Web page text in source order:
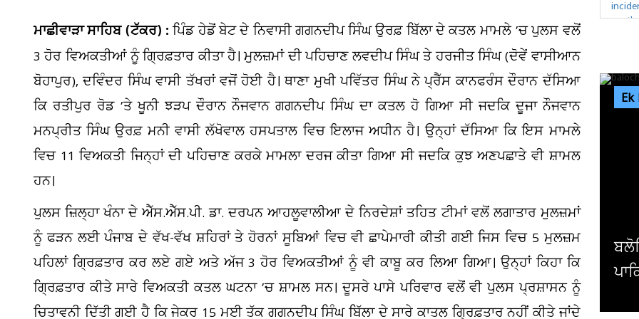
ਮਾਛੀਵਾੜਾ ਸਾਹਿਬ (ਟੱਕਰ) :ਪਿੰਡ ਹੇਡੋਂ ਬੇਟ ਦੇ ਨਿਵਾਸੀ ਗਗਨਦੀਪ ਸਿੰਘ ਉਰਫ਼ ਬਿੱਲਾ ਦੇ ਕਤਲ ਮਾਮਲੇ ’ਚ ਪੁਲਸ ਵਲੋਂ
3 ਹੋਰ ਵਿਅਕਤੀਆਂ ਨੂੰ ਗ੍ਰਿਫ਼ਤਾਰ ਕੀਤਾ ਹੈ। ਮੁਲਜ਼ਮਾਂ ਦੀ ਪਹਿਚਾਣ ਲਵਦੀਪ ਸਿੰਘ ਤੇ ਹਰਜੀਤ ਸਿੰਘ (ਦੋਵੇਂ ਵਾਸੀਆਨ
ਬੋਹਾਪੁਰ), ਦਵਿੰਦਰ ਸਿੰਘ ਵਾਸੀ ਤੱਖਰਾਂ ਵਜੋਂ ਹੋਈ ਹੈ। ਥਾਣਾ ਮੁਖੀ ਪਵਿੱਤਰ ਸਿੰਘ ਨੇ ਪ੍ਰੈੱਸ ਕਾਨਫਰੰਸ ਦੌਰਾਨ ਦੱਸਿਆ
ਕਿ ਰਤੀਪੁਰ ਰੋਡ ’ਤੇ ਖੂਨੀ ਝੜਪ ਦੌਰਾਨ ਨੌਜਵਾਨ ਗਗਨਦੀਪ ਸਿੰਘ ਦਾ ਕਤਲ ਹੋ ਗਿਆ ਸੀ ਜਦਕਿ ਦੂਜਾ ਨੌਜਵਾਨ
ਮਨਪ੍ਰੀਤ ਸਿੰਘ ਉਰਫ਼ ਮਨੀ ਵਾਸੀ ਲੱਖੋਵਾਲ ਹਸਪਤਾਲ ਵਿਚ ਇਲਾਜ ਅਧੀਨ ਹੈ। ਉਨ੍ਹਾਂ ਦੱਸਿਆ ਕਿ ਇਸ ਮਾਮਲੇ
ਵਿਚ 11 ਵਿਅਕਤੀ ਜਿਨ੍ਹਾਂ ਦੀ ਪਹਿਚਾਣ ਕਰਕੇ ਮਾਮਲਾ ਦਰਜ ਕੀਤਾ ਗਿਆ ਸੀ ਜਦਕਿ ਕੁਝ ਅਣਪਛਾਤੇ ਵੀ ਸ਼ਾਮਲ
ਹਨ।
ਪੁਲਸ ਜ਼ਿਲ੍ਹਾ ਖੰਨਾ ਦੇ ਐੱਸ.ਐੱਸ.ਪੀ. ਡਾ. ਦਰਪਨ ਆਹਲੂਵਾਲੀਆ ਦੇ ਨਿਰਦੇਸ਼ਾਂ ਤਹਿਤ ਟੀਮਾਂ ਵਲੋਂ ਲਗਾਤਾਰ ਮੁਲਜ਼ਮਾਂ
ਨੂੰ ਫੜਨ ਲਈ ਪੰਜਾਬ ਦੇ ਵੱਖ-ਵੱਖ ਸ਼ਹਿਰਾਂ ਤੇ ਹੋਰਨਾਂ ਸੂਬਿਆਂ ਵਿਚ ਵੀ ਛਾਪੇਮਾਰੀ ਕੀਤੀ ਗਈ ਜਿਸ ਵਿਚ 5 ਮੁਲਜ਼ਮ
ਪਹਿਲਾਂ ਗ੍ਰਿਫ਼ਤਾਰ ਕਰ ਲਏ ਗਏ ਅਤੇ ਅੱਜ 3 ਹੋਰ ਵਿਅਕਤੀਆਂ ਨੂੰ ਵੀ ਕਾਬੂ ਕਰ ਲਿਆ ਗਿਆ। ਉਨ੍ਹਾਂ ਕਿਹਾ ਕਿ
ਗ੍ਰਿਫ਼ਤਾਰ ਕੀਤੇ ਸਾਰੇ ਵਿਅਕਤੀ ਕਤਲ ਘਟਨਾ ’ਚ ਸ਼ਾਮਲ ਸਨ। ਦੂਸਰੇ ਪਾਸੇ ਪਰਿਵਾਰ ਵਲੋਂ ਵੀ ਪੁਲਸ ਪ੍ਰਸ਼ਾਸਨ ਨੂੰ
ਚਿਤਾਵਨੀ ਦਿੱਤੀ ਗਈ ਹੈ ਕਿ ਜੇਕਰ 15 ਮਈ ਤੱਕ ਗਗਨਦੀਪ ਸਿੰਘ ਬਿੱਲਾ ਦੇ ਸਾਰੇ ਕਾਤਲ ਗ੍ਰਿਫ਼ਤਾਰ ਨਹੀਂ ਕੀਤੇ ਜਾਂਦੇ
Ek
ਬਲੋਚਿਸਤਾਨ ਦੇ
ਪਾਕਿਸਤਾਨੀ ਸਰਕਾਰ